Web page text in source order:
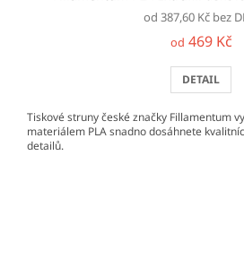
od 387,60 Kč bez
od 469 Kč
DETAIL
Tiskové struny české značky Fillamentum
materiálem PLA snadno dosáhnete
detailů.